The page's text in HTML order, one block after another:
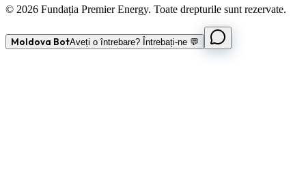
© 2026 Fundația Premier Energy. Toate drepturile sunt rezervate.
Moldova BotAveți o întrebare? Întrebați-ne 💬